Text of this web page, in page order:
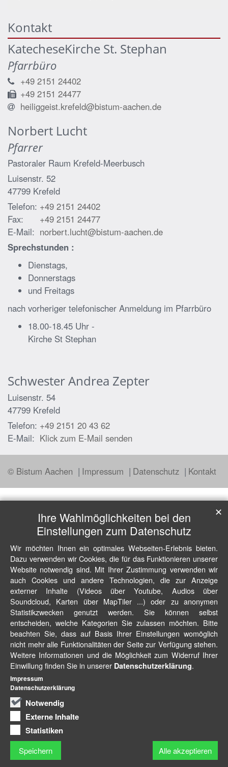
Kontakt
KatecheseKirche St. Stephan
Pfarrbüro
+49 2151 24402
+49 2151 24477
heiliggeist.krefeld@bistum-aachen.de
Norbert Lucht
Pfarrer
Pastoraler Raum Krefeld-Meerbusch
Luisenstr. 52
47799 Krefeld
Telefon: +49 2151 24402
Fax:
+49 2151 24477
E-Mail: norbert.lucht@bistum-aachen.de
Sprechstunden :
Dienstags,
Donnerstags
und Freitags
nach vorheriger telefonischer Anmeldung im Pfarrbüro
18.00-18.45 Uhr -
Kirche St Stephan
SchwesterAndrea Zepter
Luisenstr. 54
47799 Krefeld
Telefon: +49 2151 20 43 62
E-Mail: Klick zum E-Mail senden
© Bistum Aachen Impressum Datenschutz Kontakt
Ihre Wahlmöglichkeiten bei den
Einstellungen zum Datenschutz
Wir möchten Ihnen ein optimales Webseiten-Erlebnis bieten.
Dazu verwenden wir Cookies, die für das Funktionieren unserer
Website notwendig sind. Mit Ihrer Zustimmung verwenden wir
auch Cookies und andere Technologien, die zur Anzeige
externer Inhalte (Videos über Youtube, Audios über
Soundcloud, Karten über MapTiler ...) oder zu anonymen
Statistikzwecken genutzt werden. Sie können selbst
entscheiden, welche Kategorien Sie zulassen möchten. Bitte
beachten Sie, dass auf Basis Ihrer Einstellungen womöglich
nicht mehr alle Funktionalitäten der Seite zur Verfügung stehen.
Weitere Informationen und die Möglichkeit zum Widerruf Ihrer
Einwillung finden Sie in unserer Datenschutzerklärung.
Notwendig
Externe Inhalte
Statistiken
Speichern Alle akzeptieren
✕
Impressum
Datenschutzerklärung